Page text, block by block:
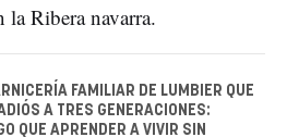
la Ribera navarra.
FAMILIAR DE LUMBIER QUE
A TRES GENERACIONES:
QUE APRENDER A VIVIR SIN